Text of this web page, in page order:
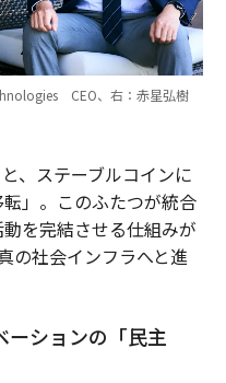
CEO、右：赤星弘樹
、ステーブルコインに
」。このふたつが統合
を完結させる仕組みが
の社会インフラへと進
ーションの「民主